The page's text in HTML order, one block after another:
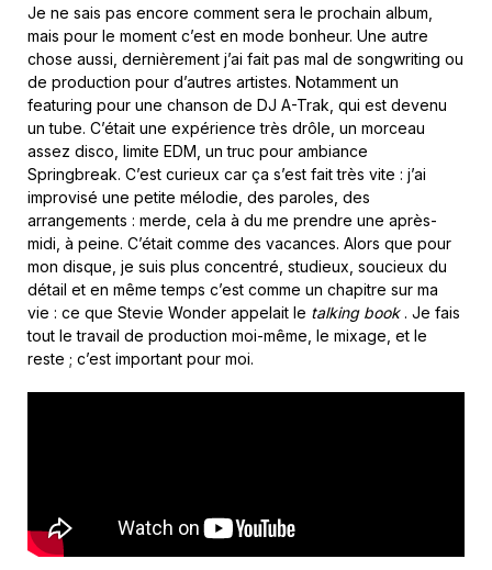
Je ne sais pas encore comment sera le prochain album,
mais pour le moment c’est en mode bonheur. Une autre
chose aussi, dernièrement j’ai fait pas mal de songwriting ou
de production pour d’autres artistes. Notamment un
featuring pour une chanson de DJ A-Trak, qui est devenu
un tube. C’était une expérience très drôle, un morceau
assez disco, limite EDM, un truc pour ambiance
Springbreak. C’est curieux car ça s’est fait très vite : j’ai
improvisé une petite mélodie, des paroles, des
arrangements : merde, cela à du me prendre une après-
midi, à peine. C’était comme des vacances. Alors que pour
mon disque, je suis plus concentré, studieux, soucieux du
détail et en même temps c’est comme un chapitre sur ma
vie : ce que Stevie Wonder appelait le talking book . Je fais
tout le travail de production moi-même, le mixage, et le
reste ; c’est important pour moi.